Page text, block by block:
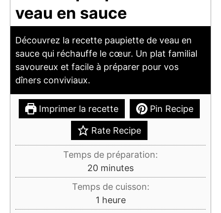
veau en sauce
Découvrez la recette paupiette de veau en
sauce qui réchauffe le cœur. Un plat familial
savoureux et facile à préparer pour vos
dîners conviviaux.
Imprimer la recette Pin Recipe
Rate Recipe
Temps de préparation:
20minutes
minutes
Temps de cuisson:
1 heure
heure